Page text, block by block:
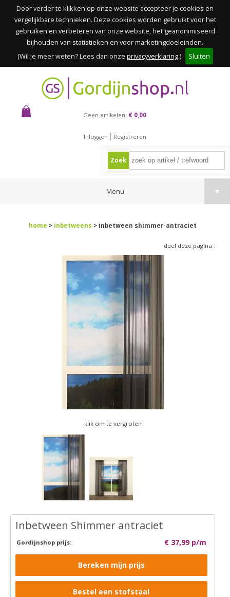
Door verder te klikken op onze website accepteer je cookies en
vergelijkbare technieken. Deze cookies worden gebruikt voor het
gebruiken en verbeteren van onze website, het geanonimiseerd
bijhouden van statistieken en voor marketingdoeleinden.
(Wil je meer weten? Lees dan onze privacyverklaring.) Sluiten
Geen artikelen: € 0,00
Inloggen Registreren
Zoek
Menu ▼
home > inbetweens > inbetween shimmer-antraciet
deel deze pagina :
klik om te vergroten
Inbetween Shimmer antraciet
Gordijnshop prijs: € 37,99 p/m
Bereken mijn prijs
Bestel een stofstaal